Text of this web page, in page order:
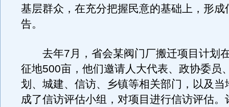
基层群众，在充分把握民意的基础上，形成
告。
去年7月，省会某阀门厂搬迁项目计划
征地500亩，他们邀请人大代表、政协委员
划、城建、信访、乡镇等相关部门，以及当
成了信访评估小组，对项目进行信访评估。